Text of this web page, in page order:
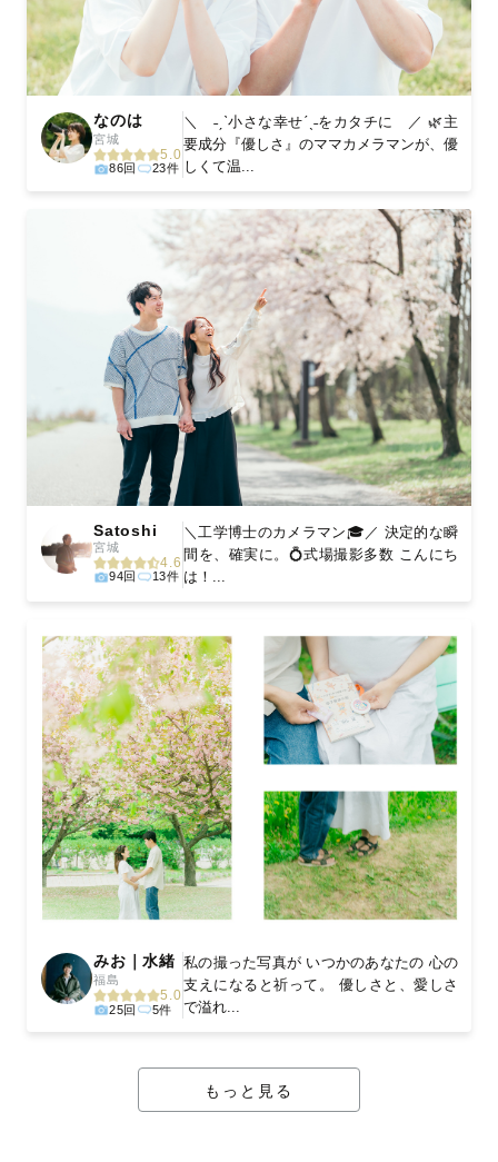
なのは
宮城
5.0
86回 23件
＼ ˗ˏˋ小さな幸せˊˎ˗をカタチに ／ 🌿主
要成分『優しさ』のママカメラマンが、優
しくて温...
Satoshi
宮城
4.6
94回 13件
＼工学博士のカメラマン🎓／ 決定的な瞬
間を、確実に。💍式場撮影多数 こんにち
は！...
みお｜水緒
福島
5.0
25回 5件
私の撮った写真が いつかのあなたの 心の
支えになると祈って。 優しさと、愛しさ
で溢れ...
もっと見る